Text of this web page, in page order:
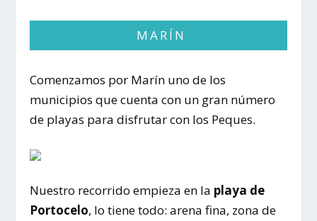
MARÍN
Comenzamos por Marín uno de los
municipios que cuenta con un gran número
de playas para disfrutar con los Peques.
Nuestro recorrido empieza en la playa de
Portocelo, lo tiene todo: arena fina, zona de